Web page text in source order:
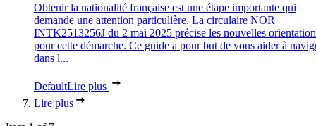
Obtenir la nationalité française est une étape importante qui
demande une attention particulière. La circulaire NOR
INTK2513256J du 2 mai 2025 précise les nouvelles
pour cette démarche. Ce guide a pour but de vous aider à
dans l...
DefaultLire plus
Lire plus